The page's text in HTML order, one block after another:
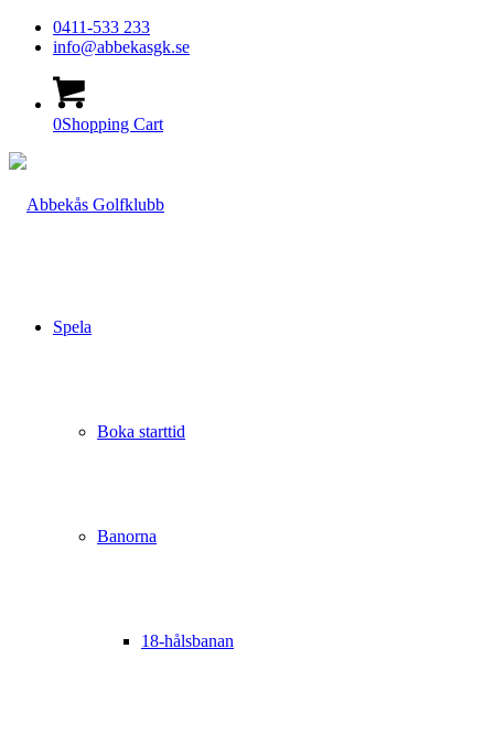
0411-533 233
info@abbekasgk.se
0Shopping Cart
Spela
Boka starttid
Banorna
18-hålsbanan